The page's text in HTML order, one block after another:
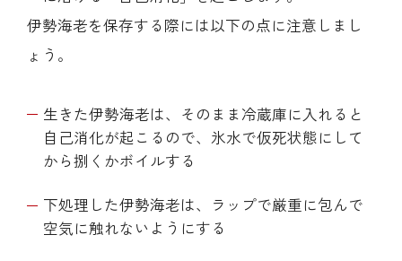
伊勢海老を保存する際には以下の点に注意しまし
ょう。
生きた伊勢海老は、そのまま冷蔵庫に入れると
自己消化が起こるので、氷水で仮死状態にして
から捌くかボイルする
下処理した伊勢海老は、ラップで厳重に包んで
空気に触れないようにする